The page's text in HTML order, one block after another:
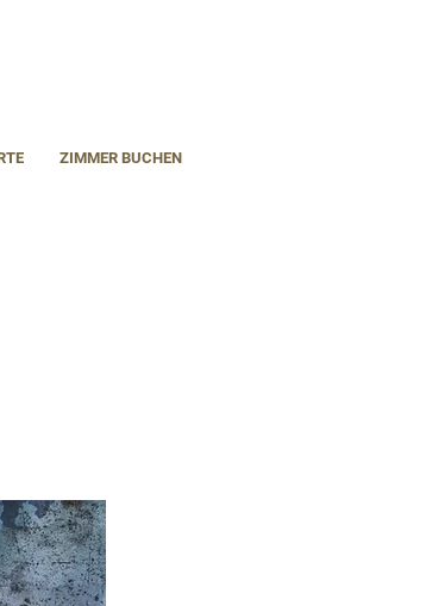
ZIMMER BUCHEN